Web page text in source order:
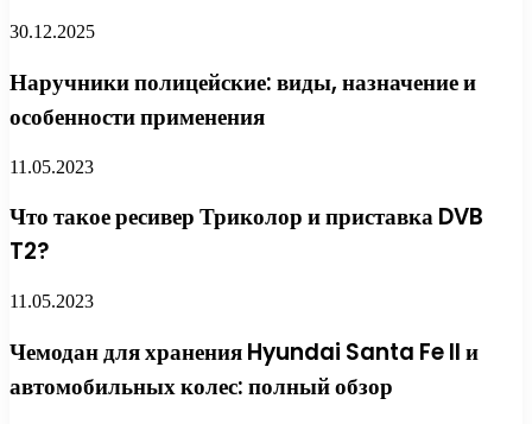
30.12.2025
Наручники полицейские: виды, назначение и
особенности применения
11.05.2023
Что такое ресивер Триколор и приставка DVB
T2?
11.05.2023
Чемодан для хранения Hyundai Santa Fe II и
автомобильных колес: полный обзор